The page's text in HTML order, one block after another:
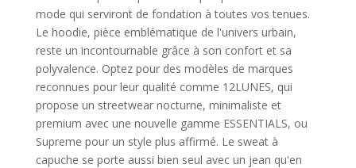
mode qui serviront de fondation à toutes vos tenues.
Le hoodie, pièce emblématique de l'univers urbain,
reste un incontournable grâce à son confort et sa
polyvalence. Optez pour des modèles de marques
reconnues pour leur qualité comme 12LUNES, qui
propose un streetwear nocturne, minimaliste et
premium avec une nouvelle gamme ESSENTIALS, ou
Supreme pour un style plus affirmé. Le sweat à
capuche se porte aussi bien seul avec un jean qu'en